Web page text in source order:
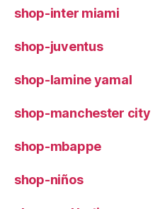
shop-inter miami
shop-juventus
shop-lamine yamal
shop-manchester city
shop-mbappe
shop-niños